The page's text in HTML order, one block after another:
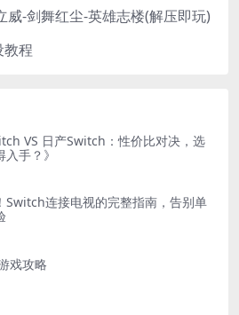
威-剑舞红尘-英雄志楼(解压即玩)
教程
VS 日产Switch：性价比对决，选
手？》
Switch连接电视的完整指南，告别单
戏攻略